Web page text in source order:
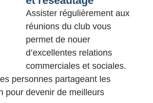
Assister régulièrement aux
réunions du club vous
permet de nouer
d’excellentes relations
commerciales et sociales.
personnes partageant les
pour devenir de meilleurs